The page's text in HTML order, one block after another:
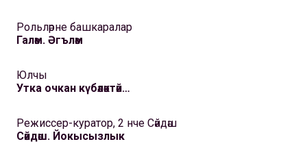
Рольләрне башкаралар
Галәм. Әгъләм
Юлчы
Утка очкан күбәләктәй…
Режиссер-куратор, 2 нче Сәйдәш
Сәйдәш. Йокысызлык